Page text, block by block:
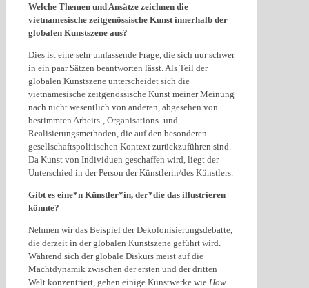
Welche Themen und Ansätze zeichnen die
vietnamesische zeitgenössische Kunst innerhalb der
globalen Kunstszene aus?
Dies ist eine sehr umfassende Frage, die sich nur schwer
in ein paar Sätzen beantworten lässt. Als Teil der
globalen Kunstszene unterscheidet sich die
vietnamesische zeitgenössische Kunst meiner Meinung
nach nicht wesentlich von anderen, abgesehen von
bestimmten Arbeits-, Organisations- und
Realisierungsmethoden, die auf den besonderen
gesellschaftspolitischen Kontext zurückzuführen sind.
Da Kunst von Individuen geschaffen wird, liegt der
Unterschied in der Person der Künstlerin/des Künstlers.
Gibt es eine*n Künstler*in, der*die das illustrieren
könnte?
Nehmen wir das Beispiel der Dekolonisierungsdebatte,
die derzeit in der globalen Kunstszene geführt wird.
Während sich der globale Diskurs meist auf die
Machtdynamik zwischen der ersten und der dritten
Welt konzentriert, gehen einige Kunstwerke wie How